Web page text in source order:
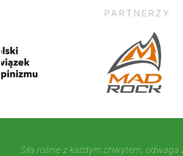
PARTNERZY
Siła rośnie z każdym chwytem, odwaga